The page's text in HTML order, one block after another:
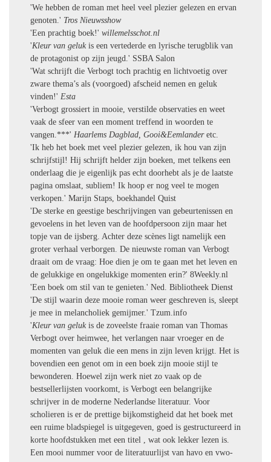
'We hebben de roman met heel veel plezier gelezen en ervan
genoten.' Tros Nieuwsshow
'Een prachtig boek!' willemelsschot.nl
'Kleur van gelukis een vertederde en lyrische terugblik van
de protagonist op zijn jeugd.' SSBA Salon
'Wat schrijft die Verbogt toch prachtig en lichtvoetig over
zware thema’s als (voorgoed) afscheid nemen en geluk
vinden!' Esta
'Verbogt grossiert in mooie, verstilde observaties en weet
vaak de sfeer van een moment treffend in woorden te
vangen.***' Haarlems Dagblad, Gooi&Eemlanderetc.
'Ik heb het boek met veel plezier gelezen, ik hou van zijn
schrijfstijl! Hij schrijft helder zijn boeken, met telkens een
onderlaag die je eigenlijk pas echt doorhebt als je de laatste
pagina omslaat, subliem! Ik hoop er nog veel te mogen
verkopen.' Marijn Staps, boekhandel Quist
'De sterke en geestige beschrijvingen van gebeurtenissen en
gevoelens in het leven van de hoofdpersoon zijn maar het
topje van de ijsberg. Achter deze scènes ligt namelijk een
groter verhaal verborgen. De nieuwste roman van Verbogt
draait om de vraag: Hoe dien je om te gaan met het leven en
de gelukkige en ongelukkige momenten erin?' 8Weekly.nl
'Een boek om stil van te genieten.' Ned. Bibliotheek Dienst
'De stijl waarin deze mooie roman weer geschreven is, sleept
je mee in melancholiek gemijmer.' Tzum.info
'Kleur van gelukis de zoveelste fraaie roman van Thomas
Verbogt over heimwee, het verlangen naar vroeger en de
momenten van geluk die een mens in zijn leven krijgt. Het is
bovendien een genot om in een boek zijn mooie stijl te
bewonderen. Hoewel zijn werk niet zo vaak op de
bestsellerlijsten voorkomt, is Verbogt een belangrijke
schrijver in de moderne Nederlandse literatuur. Voor
scholieren is er de prettige bijkomstigheid dat het boek met
een ruime bladspiegel is uitgegeven, goed is gestructureerd in
korte hoofdstukken met een titel , wat ook lekker lezen is.
Een mooi nummer voor de literatuurlijst van havo en vwo-